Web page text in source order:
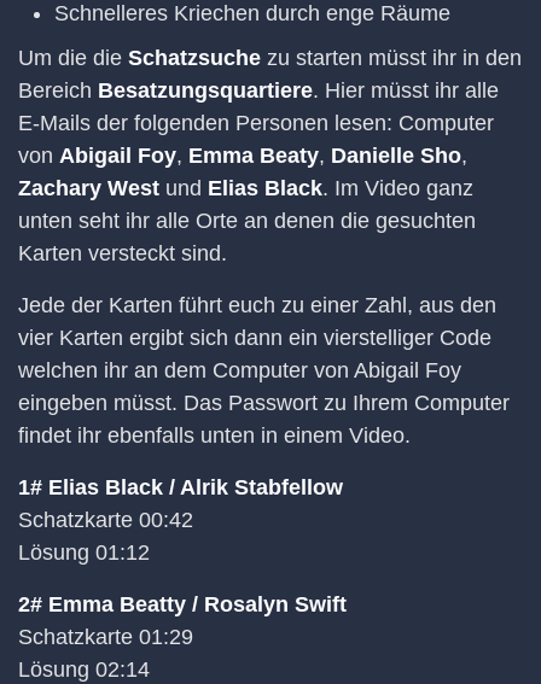
Schnelleres Kriechen durch enge Räume
Um die die Schatzsuche zu starten müsst ihr in den
Bereich Besatzungsquartiere. Hier müsst ihr alle
E-Mails der folgenden Personen lesen: Computer
von Abigail Foy, Emma Beaty, Danielle Sho,
Zachary West und Elias Black. Im Video ganz
unten seht ihr alle Orte an denen die gesuchten
Karten versteckt sind.
Jede der Karten führt euch zu einer Zahl, aus den
vier Karten ergibt sich dann ein vierstelliger Code
welchen ihr an dem Computer von Abigail Foy
eingeben müsst. Das Passwort zu Ihrem Computer
findet ihr ebenfalls unten in einem Video.
1# Elias Black / Alrik Stabfellow
Schatzkarte 00:42
Lösung 01:12
2# Emma Beatty / Rosalyn Swift
Schatzkarte 01:29
Lösung 02:14